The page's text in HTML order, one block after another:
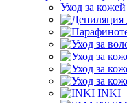
Уход за кожей
INKI